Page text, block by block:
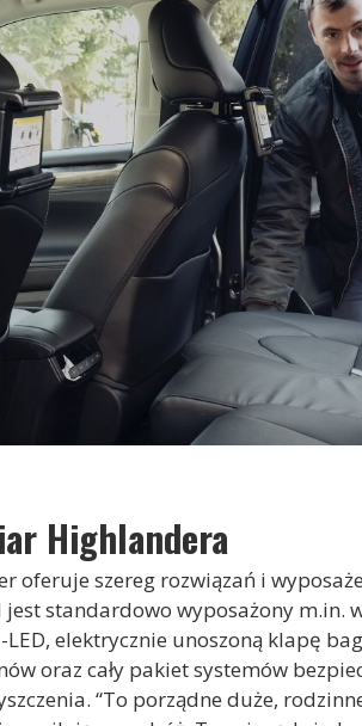
Highlandera
oferuje szereg rozwiązań i
jest standardowo wyposażony
elektrycznie unoszoną klapę
oraz cały pakiet systemów
“To porządne duże,